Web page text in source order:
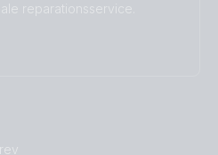
reparationsservice.